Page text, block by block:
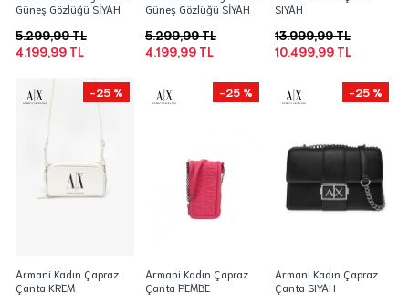
Güneş Gözlüğü SİYAH
4.199,99 TL
5.299,99 TL
Güneş Gözlüğü SİYAH
4.199,99 TL
5.299,99 TL
SIYAH
10.499,99 TL
13.999,99 TL
-25 %
Armani Kadın Çapraz
Çanta KREM
-25 %
Armani Kadın Çapraz
Çanta PEMBE
-25 %
Armani Kadın Çapraz
Çanta SIYAH